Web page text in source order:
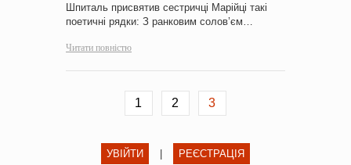
Шпиталь присвятив сестричці Марійці такі
поетичні рядки: З ранковим солов’єм…
Читати повністю
1 2 3
УВІЙТИ | РЕЄСТРАЦІЯ